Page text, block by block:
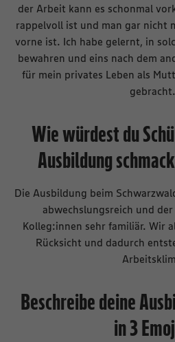
der Arbeit kann es schonmal
rappelvoll ist und man gar nicht
vorne ist. Ich habe gelernt, in
bewahren und eins nach dem
für mein privates Leben als
gebracht.
Wie würdest du
Ausbildung
Die Ausbildung beim
abwechslungsreich und
Kolleg:innen sehr familiär. Wir
Rücksicht und dadurch
Beschreibe deine
in 3